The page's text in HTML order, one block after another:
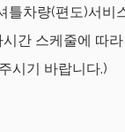
틀차량(편도)서비
간 스케줄에 따
시기 바랍니다.)